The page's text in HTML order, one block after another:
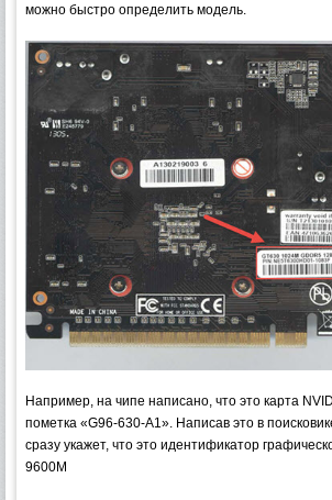
можно быстро определить модель.
Например, на чипе написано, что это карта
пометка «G96-630-A1». Написав это в
сразу укажет, что это идентификатор
9600M